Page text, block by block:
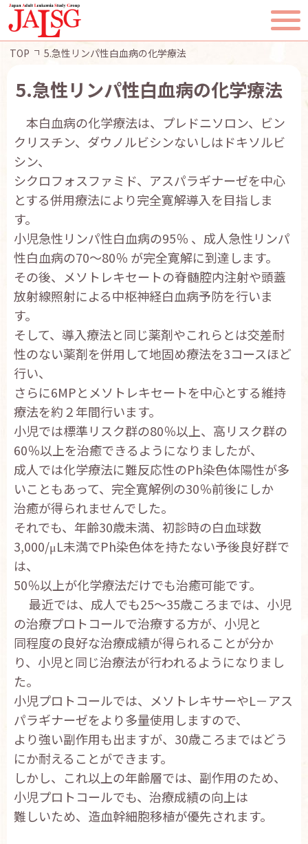
TOP
活動報告
一般・患者様へ
会員ページ
お問い合わせ
English
TOP 5.急性リンパ性白血病の化学療法
5.急性リンパ性白血病の化学療法
本白血病の化学療法は、プレドニソロン、ビン
クリスチン、ダウノルビシンないしはドキソルビ
シン、
シクロフォスファミド、アスパラギナーゼを中心
とする併用療法により完全寛解導入を目指しま
す。
小児急性リンパ性白血病の95％ 、成人急性リンパ
性白血病の70～80％ が完全寛解に到達します。
その後、メソトレキセートの脊髄腔内注射や頭蓋
放射線照射による中枢神経白血病予防を行いま
す。
そして、導入療法と同じ薬剤やこれらとは交差耐
性のない薬剤を併用して地固め療法を3コースほど
行い、
さらに6MPとメソトレキセートを中心とする維持
療法を約２年間行います。
小児では標準リスク群の80％以上、高リスク群の
60％以上を治癒できるようになりましたが、
成人では化学療法に難反応性のPh染色体陽性が多
いこともあって、完全寛解例の30％前後にしか
治癒が得られませんでした。
それでも、年齢30歳未満、初診時の白血球数
3,000/μL未満でPh染色体を持たない予後良好群で
は、
50％以上が化学療法だけでも治癒可能です。
最近では、成人でも25～35歳ころまでは、小児
の治療プロトコールで治療する方が、小児と
同程度の良好な治療成績が得られることが分か
り、小児と同じ治療法が行われるようになりまし
た。
小児プロトコールでは、メソトレキサーやL－アス
パラギナーゼをより多量使用しますので、
より強い副作用も出ますが、30歳ころまではどう
にか耐えることができます。
しかし、これ以上の年齢層では、副作用のため、
小児プロトコールでも、治療成績の向上は
難しいため、造血幹細胞移植が優先されます。